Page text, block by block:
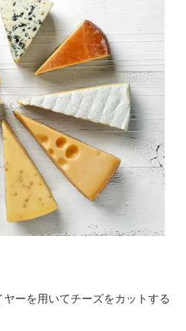
ーを用いてチーズをカットする